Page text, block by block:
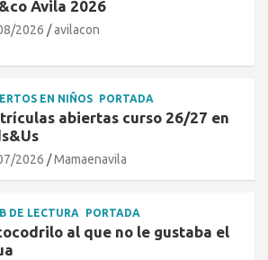
Ávila 2026
2026 avilacon
EN NIÑOS PORTADA
abiertas curso 26/27 en
2026 Mamaenavila
DE LECTURA PORTADA
al que no le gustaba el